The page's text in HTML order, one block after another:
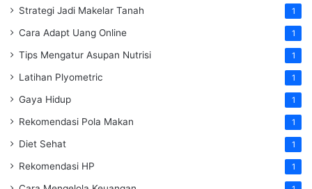
Strategi Jadi Makelar Tanah 1
Cara Adapt Uang Online 1
Tips Mengatur Asupan Nutrisi 1
Latihan Plyometric 1
Gaya Hidup 1
Rekomendasi Pola Makan 1
Diet Sehat 1
Rekomendasi HP 1